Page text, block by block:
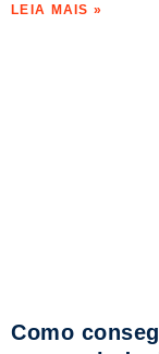
LEIA MAIS »
Como